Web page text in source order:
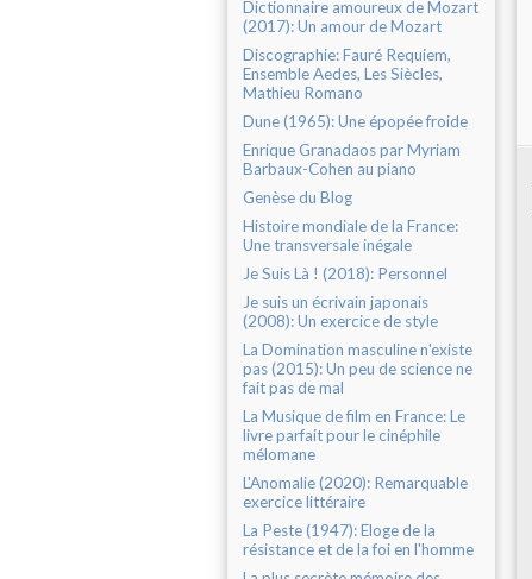
Dictionnaire amoureux de Mozart
(2017): Un amour de Mozart
Discographie: Fauré Requiem,
Ensemble Aedes, Les Siècles,
Mathieu Romano
Dune (1965): Une épopée froide
Enrique Granadaos par Myriam
Barbaux-Cohen au piano
Genèse du Blog
Histoire mondiale de la France:
Une transversale inégale
Je Suis Là ! (2018): Personnel
Je suis un écrivain japonais
(2008): Un exercice de style
La Domination masculine n'existe
pas (2015): Un peu de science ne
fait pas de mal
La Musique de film en France: Le
livre parfait pour le cinéphile
mélomane
L'Anomalie (2020): Remarquable
exercice littéraire
La Peste (1947): Eloge de la
résistance et de la foi en l'homme